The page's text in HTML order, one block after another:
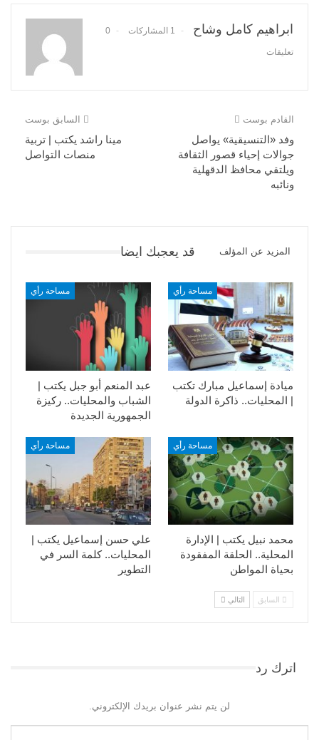
ابراهيم كامل وشاح 1 المشاركات 0
تعليقات
السابق بوست
مينا راشد يكتب | تربية
منصات التواصل
القادم بوست
وفد «التنسيقية» يواصل
جوالات إحياء قصور الثقافة
ويلتقي محافظ الدقهلية
ونائبه
قد يعجبك ايضا المزيد عن المؤلف
مساحة رأي
عبد المنعم أبو جبل يكتب |
الشباب والمحليات.. ركيزة
الجمهورية الجديدة
مساحة رأي
ميادة إسماعيل مبارك تكتب
| المحليات.. ذاكرة الدولة
مساحة رأي
علي حسن إسماعيل يكتب |
المحليات.. كلمة السر في
التطوير​
مساحة رأي
محمد نبيل يكتب | الإدارة
المحلية.. الحلقة المفقودة
بحياة المواطن
السابق التالي
اترك رد
لن يتم نشر عنوان بريدك الإلكتروني.